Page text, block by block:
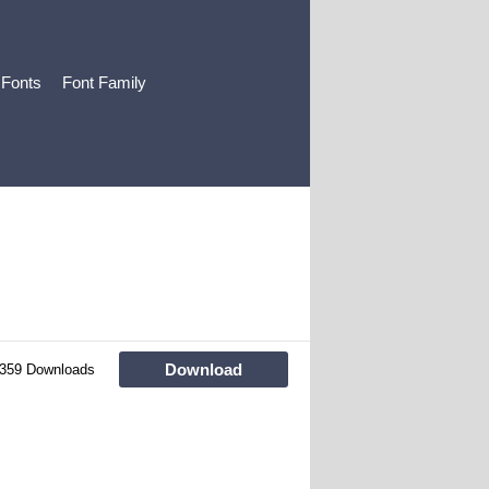
Font Family
Downloads Download